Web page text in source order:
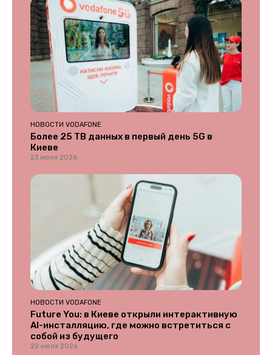
НОВОСТИ VODAFONE
Более 25 ТВ данных в первый день 5G в
Киеве
23 июля 2026
НОВОСТИ VODAFONE
Future You: в Киеве открыли интерактивную
AI-инсталляцию, где можно встретиться с
собой из будущего
22 июля 2026